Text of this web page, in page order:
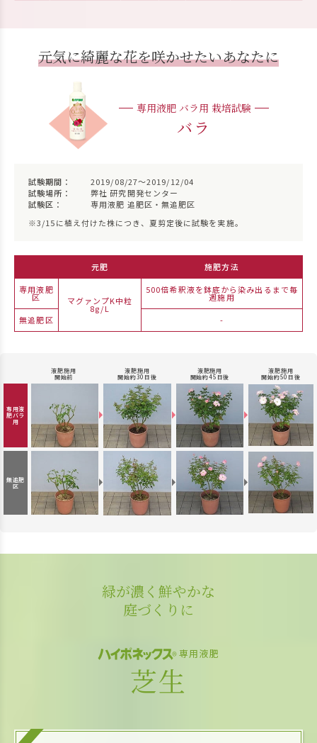
元気に綺麗な花を咲かせたいあなたに
専用液肥 バラ用 栽培試験
バラ
試験期間：
2019/08/27～2019/12/04
試験場所：
弊社 研究開発センター
試験区：
専用液肥 追肥区・無追肥区
※3/15に植え付けた株につき、夏剪定後に試験を実施。
元肥
施肥方法
専用液肥
区 マグァンプK中粒
8g/L
500倍希釈液を鉢底から染み出るまで毎
週施用
無追肥区
-
液肥施用
開始前
液肥施用
開始約30日後
液肥施用
開始約45日後
液肥施用
開始約50日後
専用液
肥バラ
用
無追肥
区
緑が濃く鮮やかな
庭づくりに
専用液肥
芝生